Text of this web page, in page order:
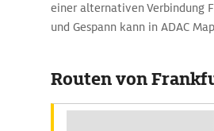
einer alternativen Verbindung
und Gespann kann in ADAC
Routen von